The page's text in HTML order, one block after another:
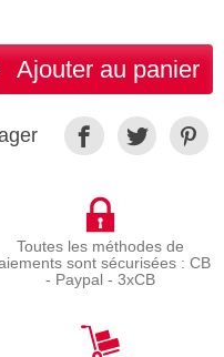
Ajouter au panier
Toutes les méthodes de
sont sécurisées : CB
- Paypal - 3xCB